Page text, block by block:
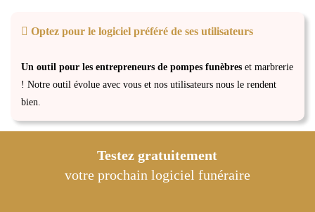
Optez pour le logiciel préféré de ses utilisateurs
Un outil pour les entrepreneurs de pompes funèbres et marbrerie
! Notre outil évolue avec vous et nos utilisateurs nous le rendent
bien.
Testez gratuitement
votre prochain logiciel funéraire